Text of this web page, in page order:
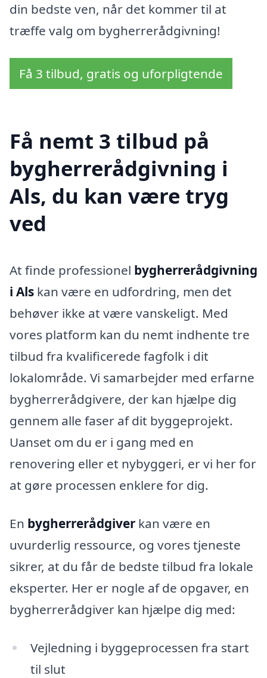
din bedste ven, når det kommer til at
træffe valg om bygherrerådgivning!
Få 3 tilbud, gratis og uforpligtende
Få nemt 3 tilbud på
bygherrerådgivning i
Als, du kan være tryg
ved
At finde professionel bygherrerådgivning
i Als kan være en udfordring, men det
behøver ikke at være vanskeligt. Med
vores platform kan du nemt indhente tre
tilbud fra kvalificerede fagfolk i dit
lokalområde. Vi samarbejder med erfarne
bygherrerådgivere, der kan hjælpe dig
gennem alle faser af dit byggeprojekt.
Uanset om du er i gang med en
renovering eller et nybyggeri, er vi her for
at gøre processen enklere for dig.
En bygherrerådgiver kan være en
uvurderlig ressource, og vores tjeneste
sikrer, at du får de bedste tilbud fra lokale
eksperter. Her er nogle af de opgaver, en
bygherrerådgiver kan hjælpe dig med:
Vejledning i byggeprocessen fra start
til slut